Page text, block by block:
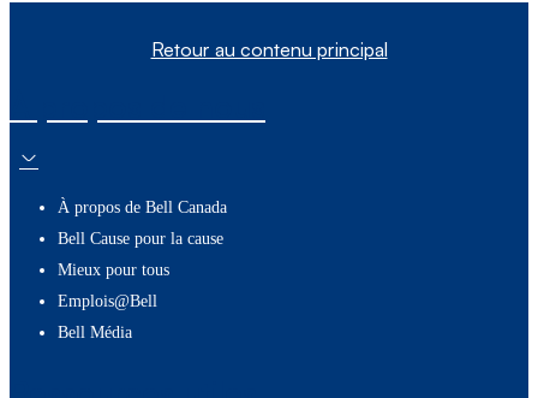
Retour au contenu principal
À propos de Bell Canada
Bell Cause pour la cause
Mieux pour tous
Emplois@Bell
Bell Média